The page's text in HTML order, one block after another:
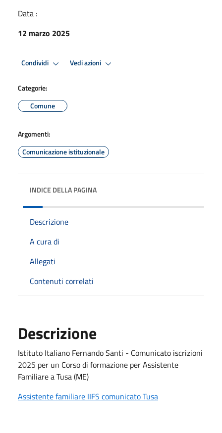
Data :
12 marzo 2025
Condividi Vedi azioni
Categorie:
Comune
Argomenti:
Comunicazione istituzionale
INDICE DELLA PAGINA
Descrizione
A cura di
Allegati
Contenuti correlati
Descrizione
Istituto Italiano Fernando Santi - Comunicato iscrizioni
2025 per un Corso di formazione per Assistente
Familiare a Tusa (ME)
Assistente familiare IIFS comunicato Tusa